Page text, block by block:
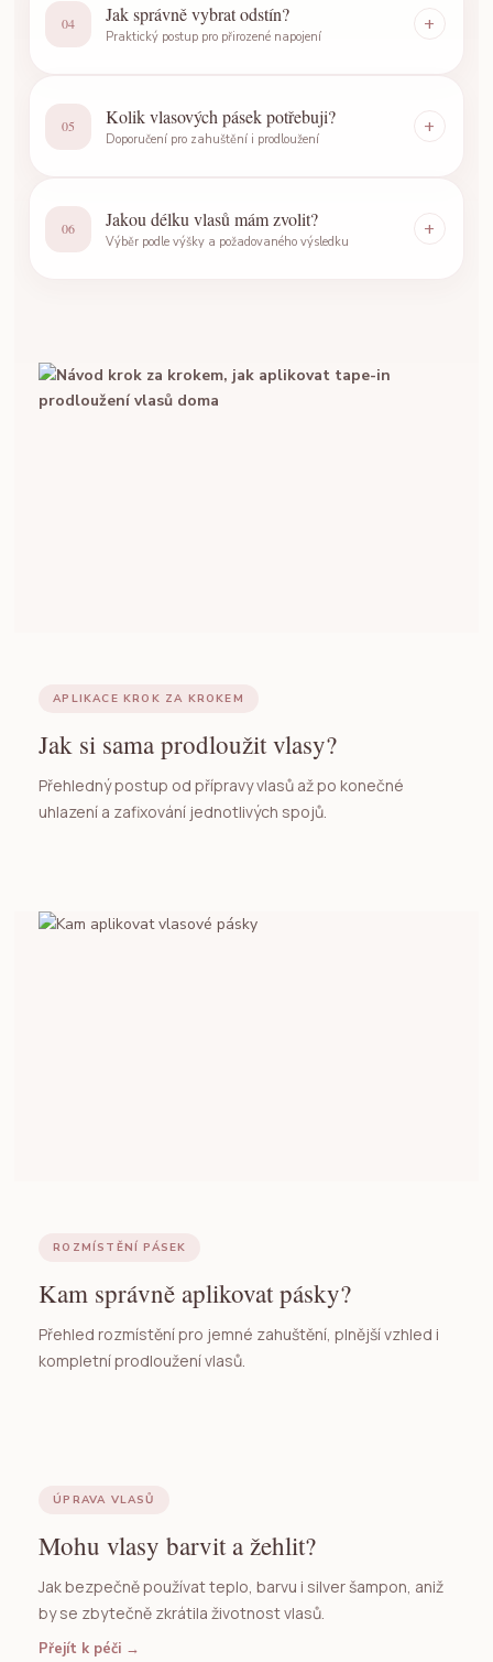
04 Jak správně vybrat odstín?
Praktický postup pro přirozené napojení
+
05 Kolik vlasových pásek potřebuji?
Doporučení pro zahuštění i prodloužení
+
06 Jakou délku vlasů mám zvolit?
Výběr podle výšky a požadovaného výsledku
+
APLIKACE KROK ZA KROKEM
Jak si sama prodloužit vlasy?
Přehledný postup od přípravy vlasů až po konečné
uhlazení a zafixování jednotlivých spojů.
ROZMÍSTĚNÍ PÁSEK
Kam správně aplikovat pásky?
Přehled rozmístění pro jemné zahuštění, plnější vzhled i
kompletní prodloužení vlasů.
ÚPRAVA VLASŮ
Mohu vlasy barvit a žehlit?
Jak bezpečně používat teplo, barvu i silver šampon, aniž
by se zbytečně zkrátila životnost vlasů.
Přejít k péči →